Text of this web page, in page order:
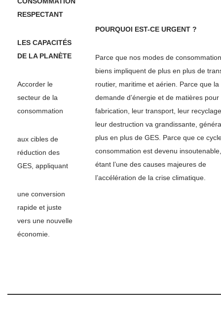
RESPECTANT
LES CAPACITÉS
DE LA PLANÈTE
Accorder le
secteur de la
consommation
aux cibles de
réduction des
GES, appliquant
une conversion
rapide et juste
vers une nouvelle
économie.
POURQUOI EST-CE URGENT ?
Parce que nos modes de
biens impliquent de plus en plus de
routier, maritime et aérien. Parce que la
demande d’énergie et de matières pour
fabrication, leur transport, leur
leur destruction va grandissante,
plus en plus de GES. Parce que ce
consommation est devenu insoutenable,
étant l’une des causes majeures de
l’accélération de la crise climatique.